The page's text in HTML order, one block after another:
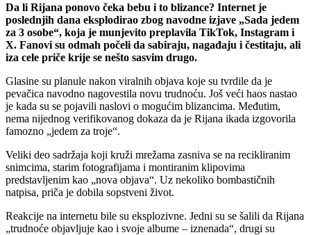
Da li Rijana ponovo čeka bebu i to blizance? Internet je
poslednjih dana eksplodirao zbog navodne izjave „Sada jedem
za 3 osobe“, koja je munjevito preplavila TikTok, Instagram i
X. Fanovi su odmah počeli da sabiraju, nagađaju i čestitaju, ali
iza cele priče krije se nešto sasvim drugo.
Glasine su planule nakon viralnih objava koje su tvrdile da je
pevačica navodno nagovestila novu trudnoću. Još veći haos nastao
je kada su se pojavili naslovi o mogućim blizancima. Međutim,
nema nijednog verifikovanog dokaza da je Rijana ikada izgovorila
famozno „jedem za troje“.
Veliki deo sadržaja koji kruži mrežama zasniva se na recikliranim
snimcima, starim fotografijama i montiranim klipovima
predstavljenim kao „nova objava“. Uz nekoliko bombastičnih
natpisa, priča je dobila sopstveni život.
Reakcije na internetu bile su eksplozivne. Jedni su se šalili da Rijana
„trudnoće objavljuje kao i svoje albume – iznenada“, drugi su